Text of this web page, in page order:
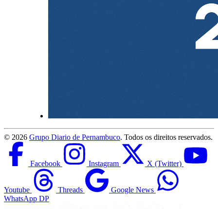
© 2026 Grupo Diario de Pernambuco. Todos os direitos reservados.
Facebook Instagram X (Twitter)
Youtube Threads
Google News
WhatsApp DP